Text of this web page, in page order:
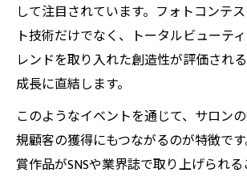
して注目されています。フォトコンテ
ト技術だけでなく、トータルビューテ
レンドを取り入れた創造性が評価され
成長に直結します。
このようなイベントを通じて、サロン
規顧客の獲得にもつながるのが特徴で
賞作品がSNSや業界誌で取り上げられ